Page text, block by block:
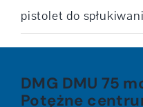
pistolet do
DMG DMU 75
Potężne